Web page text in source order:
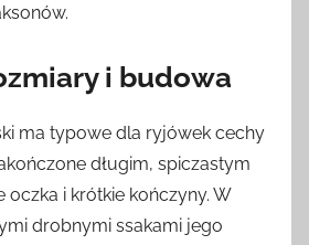
i budowa
ma typowe dla ryjówek cechy
długim, spiczastym
oczka i krótkie kończyny. W
drobnymi ssakami jego